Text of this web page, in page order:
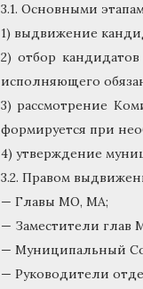
3.1. Основными
1) выдвижение
2) отбор
исполняющего
3) рассмотрение
формируется при
4) утверждение
3.2. Правом
— Главы МО, МА;
— Заместители глав
— Муниципальный
— Руководители